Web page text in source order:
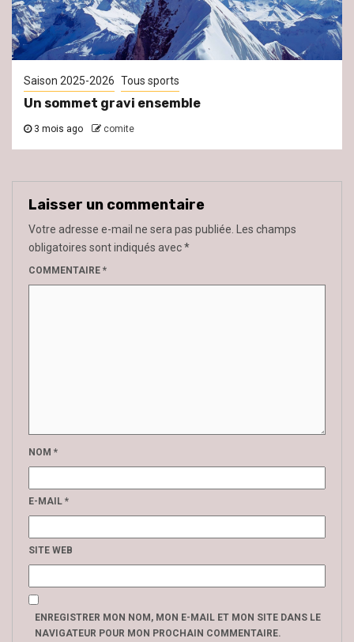
Saison 2025-2026 Tous sports
Un sommet gravi ensemble
3 mois ago comite
Laisser un commentaire
Votre adresse e-mail ne sera pas publiée.
Les champs
obligatoires sont indiqués avec*
COMMENTAIRE *
NOM *
E-MAIL *
SITE WEB
ENREGISTRER MON NOM, MON E-MAIL ET MON SITE DANS LE
NAVIGATEUR POUR MON PROCHAIN COMMENTAIRE.